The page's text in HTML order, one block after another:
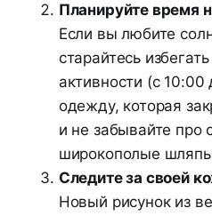
Планируйте время
Если вы любите
старайтесь
активности (с
одежду, которая
и не забывайте про
широкополые
Следите за своей
Новый рисунок из